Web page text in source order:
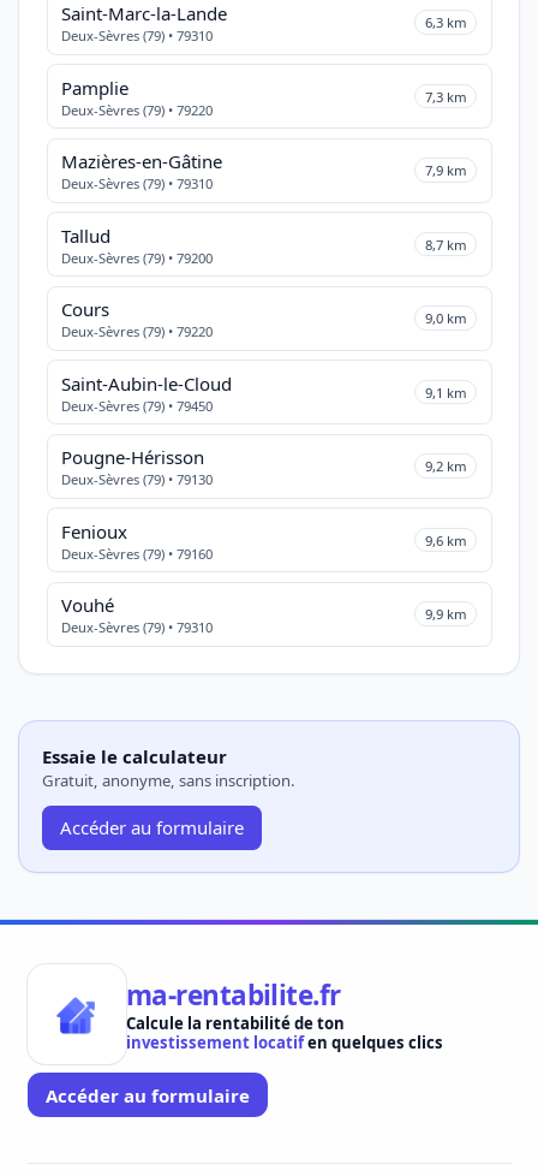
Saint-Marc-la-Lande
Deux-Sèvres (79) • 79310
6,3 km
Pamplie
Deux-Sèvres (79) • 79220
7,3 km
Mazières-en-Gâtine
Deux-Sèvres (79) • 79310
7,9 km
Tallud
Deux-Sèvres (79) • 79200
8,7 km
Cours
Deux-Sèvres (79) • 79220
9,0 km
Saint-Aubin-le-Cloud
Deux-Sèvres (79) • 79450
9,1 km
Pougne-Hérisson
Deux-Sèvres (79) • 79130
9,2 km
Fenioux
Deux-Sèvres (79) • 79160
9,6 km
Vouhé
Deux-Sèvres (79) • 79310
9,9 km
Essaie le calculateur
Gratuit, anonyme, sans inscription.
Accéder au formulaire
ma-rentabilite.fr
Calcule la rentabilité de ton
investissement locatifen quelques clics
Accéder au formulaire